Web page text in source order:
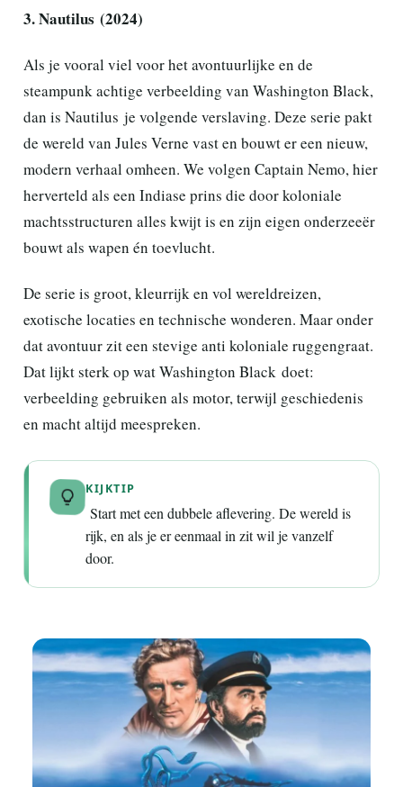
3. Nautilus (2024)
Als je vooral viel voor het avontuurlijke en de
steampunk achtige verbeelding van Washington Black,
dan is Nautilus je volgende verslaving. Deze serie pakt
de wereld van Jules Verne vast en bouwt er een nieuw,
modern verhaal omheen. We volgen Captain Nemo, hier
herverteld als een Indiase prins die door koloniale
machtsstructuren alles kwijt is en zijn eigen onderzeeër
bouwt als wapen én toevlucht.
De serie is groot, kleurrijk en vol wereldreizen,
exotische locaties en technische wonderen. Maar onder
dat avontuur zit een stevige anti koloniale ruggengraat.
Dat lijkt sterk op wat Washington Black doet:
verbeelding gebruiken als motor, terwijl geschiedenis
en macht altijd meespreken.
KIJKTIP
Start met een dubbele aflevering. De wereld is
rijk, en als je er eenmaal in zit wil je vanzelf
door.